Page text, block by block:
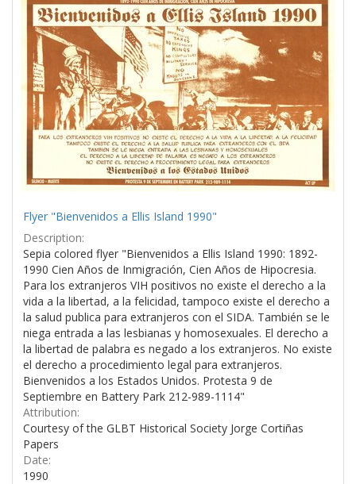
per
page
Flyer "Bienvenidos a Ellis Island 1990"
Description:
Sepia colored flyer "Bienvenidos a Ellis Island 1990: 1892-
1990 Cien Años de Inmigración, Cien Años de Hipocresia.
Para los extranjeros VIH positivos no existe el derecho a la
vida a la libertad, a la felicidad, tampoco existe el derecho a
la salud publica para extranjeros con el SIDA. También se le
niega entrada a las lesbianas y homosexuales. El derecho a
la libertad de palabra es negado a los extranjeros. No existe
el derecho a procedimiento legal para extranjeros.
Bienvenidos a los Estados Unidos. Protesta 9 de
Septiembre en Battery Park 212-989-1114"
Attribution:
Courtesy of the GLBT Historical Society Jorge Cortiñas
Papers
Date:
1990